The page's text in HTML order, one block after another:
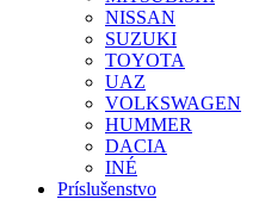
NISSAN
SUZUKI
TOYOTA
UAZ
VOLKSWAGEN
HUMMER
DACIA
INÉ
Príslušenstvo